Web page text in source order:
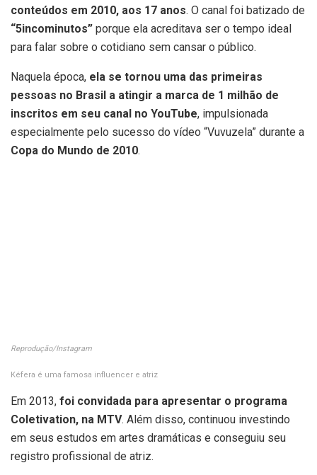
conteúdos em 2010, aos 17 anos. O canal foi batizado de
“5incominutos” porque ela acreditava ser o tempo ideal
para falar sobre o cotidiano sem cansar o público.
Naquela época, ela se tornou uma das primeiras
pessoas no Brasil a atingir a marca de 1 milhão de
inscritos em seu canal no YouTube, impulsionada
especialmente pelo sucesso do vídeo “Vuvuzela” durante a
Copa do Mundo de 2010.
Reprodução/Instagram
Kéfera é uma famosa influencer e atriz
Em 2013, foi convidada para apresentar o programa
Coletivation, na MTV. Além disso, continuou investindo
em seus estudos em artes dramáticas e conseguiu seu
registro profissional de atriz.